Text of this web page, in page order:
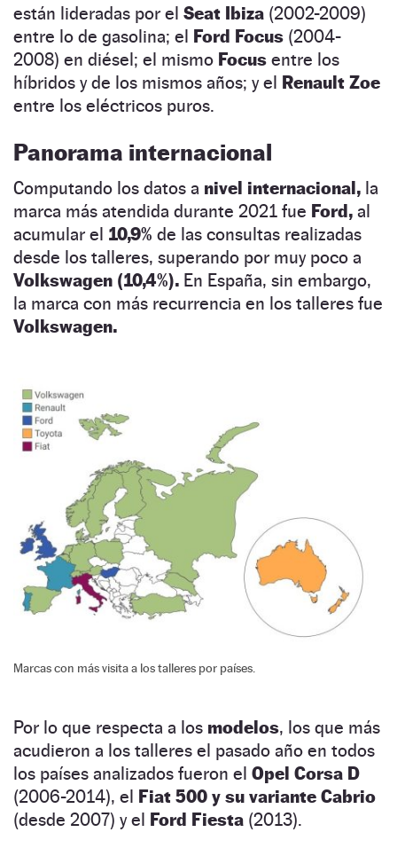
están lideradas por el Seat Ibiza (2002-2009)
entre lo de gasolina; el Ford Focus (2004-
2008) en diésel; el mismo Focus entre los
híbridos y de los mismos años; y el Renault Zoe
entre los eléctricos puros.
Panorama internacional
Computando los datos a nivel internacional, la
marca más atendida durante 2021 fue Ford, al
acumular el 10,9% de las consultas realizadas
desde los talleres, superando por muy poco a
Volkswagen (10,4%). En España, sin embargo,
la marca con más recurrencia en los talleres fue
Volkswagen.
Marcas con más visita a los talleres por países.
Por lo que respecta a los modelos, los que más
acudieron a los talleres el pasado año en todos
los países analizados fueron el Opel Corsa D
(2006-2014), el Fiat 500 y su variante Cabrio
(desde 2007) y el Ford Fiesta (2013).